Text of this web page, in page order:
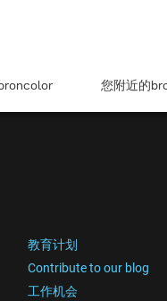
您附近的
教育计划
Contribute to our blog
工作机会